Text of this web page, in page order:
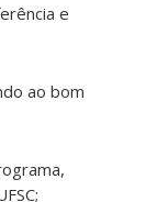
e
ao bom